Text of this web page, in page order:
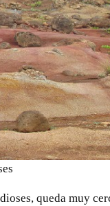
queda muy